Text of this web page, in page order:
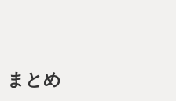
まとめ